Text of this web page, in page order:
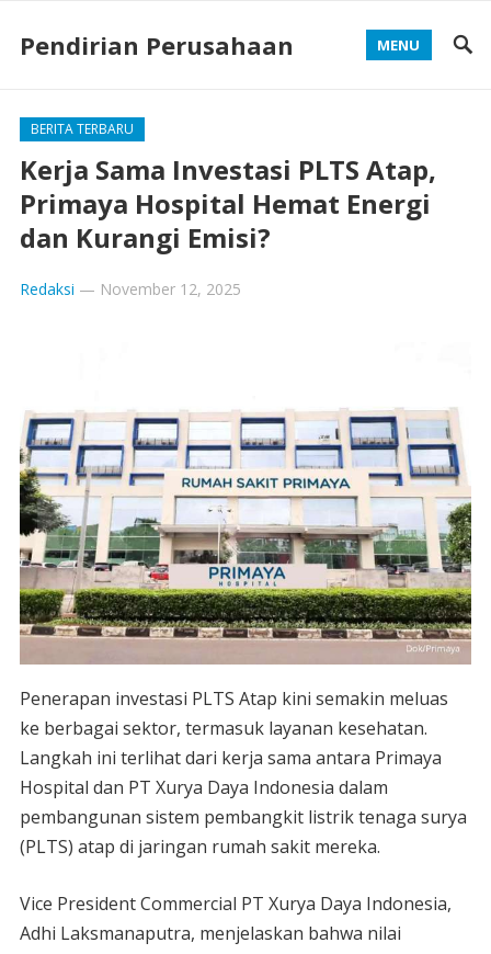
Pendirian Perusahaan MENU
BERITA TERBARU
Kerja Sama Investasi PLTS Atap,
Primaya Hospital Hemat Energi
dan Kurangi Emisi?
Redaksi — November 12, 2025
Penerapan investasi PLTS Atap kini semakin meluas
ke berbagai sektor, termasuk layanan kesehatan.
Langkah ini terlihat dari kerja sama antara Primaya
Hospital dan PT Xurya Daya Indonesia dalam
pembangunan sistem pembangkit listrik tenaga surya
(PLTS) atap di jaringan rumah sakit mereka.
Vice President Commercial PT Xurya Daya Indonesia,
Adhi Laksmanaputra, menjelaskan bahwa nilai